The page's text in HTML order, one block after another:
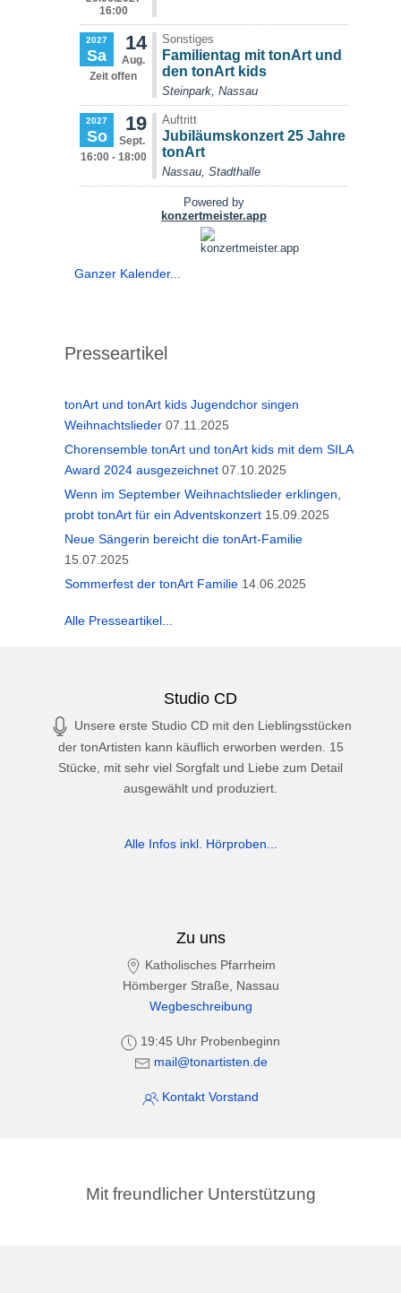
Ganzer Kalender...
Presseartikel
tonArt und tonArt kids Jugendchor singen
Weihnachtslieder 07.11.2025
Chorensemble tonArt und tonArt kids mit dem SILA
Award 2024 ausgezeichnet 07.10.2025
Wenn im September Weihnachtslieder erklingen,
probt tonArt für ein Adventskonzert 15.09.2025
Neue Sängerin bereicht die tonArt-Familie
15.07.2025
Sommerfest der tonArt Familie 14.06.2025
Alle Presseartikel...
Studio CD
Unsere erste Studio CD mit den Lieblingsstücken
der tonArtisten kann käuflich erworben werden. 15
Stücke, mit sehr viel Sorgfalt und Liebe zum Detail
ausgewählt und produziert.
Alle Infos inkl. Hörproben...
Zu uns
Katholisches Pfarrheim
Hömberger Straße, Nassau
Wegbeschreibung
19:45 Uhr Probenbeginn
mail@tonartisten.de
Kontakt Vorstand
Mit freundlicher Unterstützung